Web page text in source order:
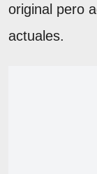
original pero
actuales.